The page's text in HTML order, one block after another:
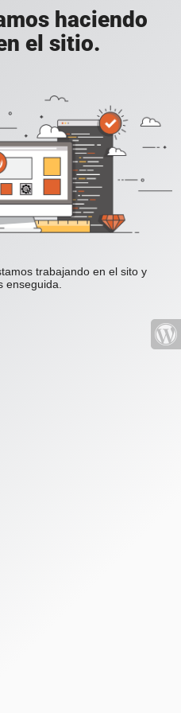
haciendo
el sitio.
trabajando en el sito y
enseguida.